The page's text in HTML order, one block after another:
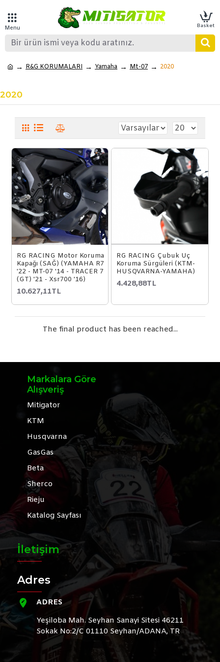
R&G KORUMALARI Yamaha Mt-07 2020
2020
RG RACING Motor Koruma
Kapağı (SAĞ) (YAMAHA R7
'22 - MT-07 '14 - TRACER 7
(GT) '21 - Xsr700 '16)
10.627,11TL
RG RACING Çubuk Uç
Koruma Sürgüleri (KTM-
HUSQVARNA-YAMAHA)
4.428,88TL
The final product has been reached...
Markalara Göre
Alışveriş
Mitigator
KTM
Husqvarna
GasGas
Beta
Sherco
Rieju
Katalog Sayfası
İletişim
Adres
ADRES
Yeşiloba Mah. Seyhan Sanayi Sitesi 46211
Sokak No:2/C 01110 Seyhan/ADANA, TR